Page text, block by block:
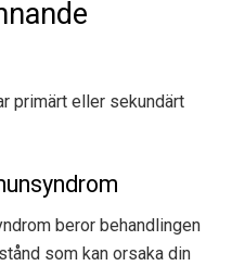
primärt eller sekundärt
beror behandlingen
som kan orsaka din